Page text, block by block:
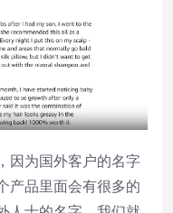
因为国外客户的名字
产品里面会有很多的